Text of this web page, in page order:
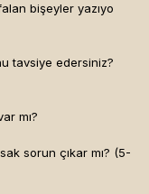
bişeyler yazıyo
tavsiye edersiniz?
mı?
sorun çıkar mı? (5-